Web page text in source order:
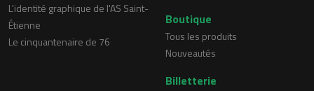
L'identité graphique de l'AS Saint-
Étienne
Le cinquantenaire de 76
Boutique
Tous les produits
Nouveautés
Billetterie